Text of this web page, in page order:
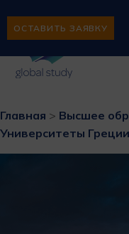
ОСТАВИТЬ ЗАЯВКУ
Главная > Высшее
Университеты Греции